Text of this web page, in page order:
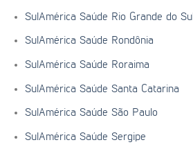
SulAmérica Saúde Rio Grande do Sul
SulAmérica Saúde Rondônia
SulAmérica Saúde Roraima
SulAmérica Saúde Santa Catarina
SulAmérica Saúde São Paulo
SulAmérica Saúde Sergipe